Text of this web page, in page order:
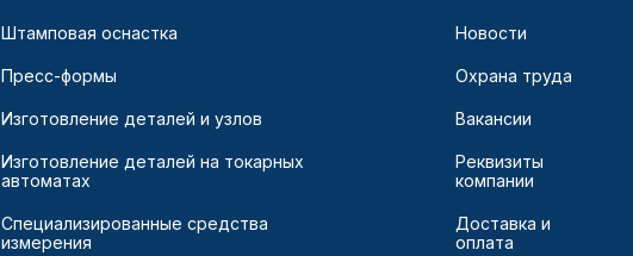
Штамповая оснастка
Пресс-формы
Изготовление деталей и узлов
Изготовление деталей на токарных
автоматах
Специализированные средства
измерения
Новости
Охрана труда
Вакансии
Реквизиты
компании
Доставка и
оплата